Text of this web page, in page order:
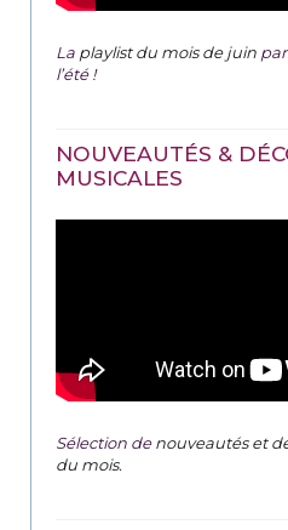
La playlist du mois de juin
l’été !
NOUVEAUTÉS &
MUSICALES
Sélection denouveautés et
du mois.